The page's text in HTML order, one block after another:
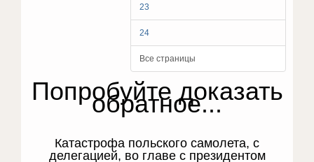
23
24
Все страницы
Попробуйте доказать
обратное...
Катастрофа польского самолета, с
делегацией, во главе с президентом